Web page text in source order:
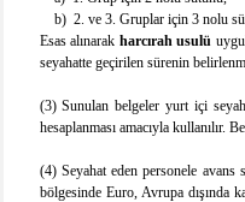
b) 2. ve 3. Gruplar için 3 nolu
Esas alınarak harcırah usulü
seyahatte geçirilen sürenin
(3) Sunulan belgeler yurt içi
hesaplanması amacıyla kullanılır.
(4) Seyahat eden personele avans
bölgesinde Euro, Avrupa dışında